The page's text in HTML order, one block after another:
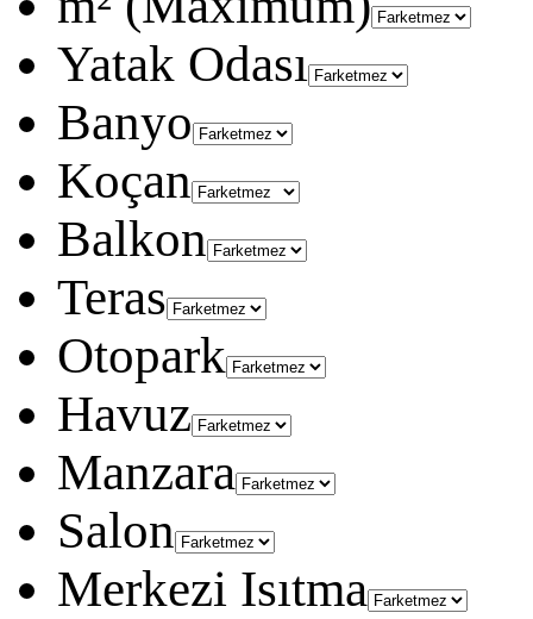
Yatak Odası
Banyo
Koçan
Balkon
Teras
Otopark
Havuz
Manzara
Salon
Merkezi Isıtma